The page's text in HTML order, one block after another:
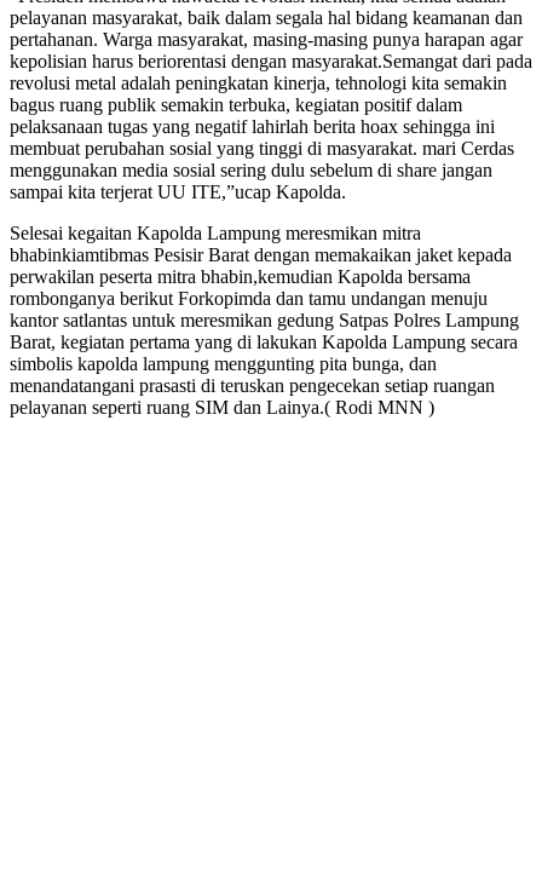
pelayanan masyarakat, baik dalam segala hal bidang keamanan dan
pertahanan. Warga masyarakat, masing-masing punya harapan agar
kepolisian harus beriorentasi dengan masyarakat.Semangat dari pada
revolusi metal adalah peningkatan kinerja, tehnologi kita semakin
bagus ruang publik semakin terbuka, kegiatan positif dalam
pelaksanaan tugas yang negatif lahirlah berita hoax sehingga ini
membuat perubahan sosial yang tinggi di masyarakat. mari Cerdas
menggunakan media sosial sering dulu sebelum di share jangan
sampai kita terjerat UU ITE,”ucap Kapolda.
Selesai kegaitan Kapolda Lampung meresmikan mitra
bhabinkiamtibmas Pesisir Barat dengan memakaikan jaket kepada
perwakilan peserta mitra bhabin,kemudian Kapolda bersama
rombonganya berikut Forkopimda dan tamu undangan menuju
kantor satlantas untuk meresmikan gedung Satpas Polres Lampung
Barat, kegiatan pertama yang di lakukan Kapolda Lampung secara
simbolis kapolda lampung menggunting pita bunga, dan
menandatangani prasasti di teruskan pengecekan setiap ruangan
pelayanan seperti ruang SIM dan Lainya.( Rodi MNN )